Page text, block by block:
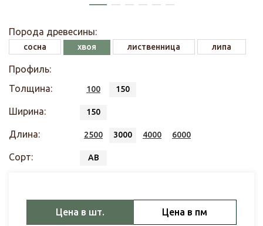
Порода древесины:
сосна хвоя лиственница липа
Профиль:
Толщина:
100 150
Ширина: 150
Длина: 2500 3000 4000 6000
Сорт: АВ
Цена в шт. Цена в пм